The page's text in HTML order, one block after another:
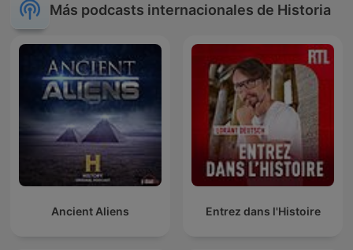
Más podcasts internacionales de Historia
Ancient Aliens Entrez dans l'Histoire